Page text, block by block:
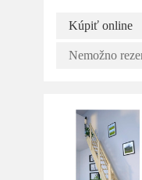
Kúpiť online
Nemožno